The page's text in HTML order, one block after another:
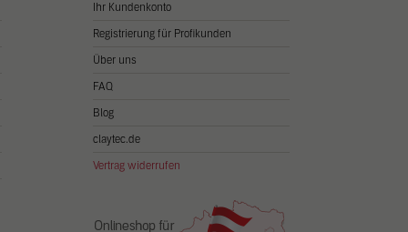
Ihr Kundenkonto
Registrierung für Profikunden
Über uns
FAQ
Blog
claytec.de
Vertrag widerrufen